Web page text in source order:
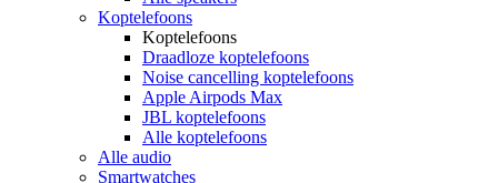
Koptelefoons
Koptelefoons
Draadloze koptelefoons
Noise cancelling koptelefoons
Apple Airpods Max
JBL koptelefoons
Alle koptelefoons
Alle audio
Smartwatches